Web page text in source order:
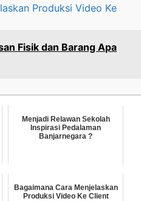
Produksi Video Ke
Fisik dan Barang Apa
Menjadi Relawan Sekolah
Inspirasi Pedalaman
Banjarnegara ?
Bagaimana Cara Menjelaskan
Produksi Video Ke Client